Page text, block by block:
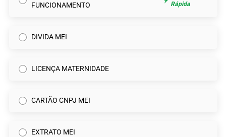
FUNCIONAMENTO
Rápida
DIVIDA MEI
LICENÇA MATERNIDADE
CARTÃO CNPJ MEI
EXTRATO MEI